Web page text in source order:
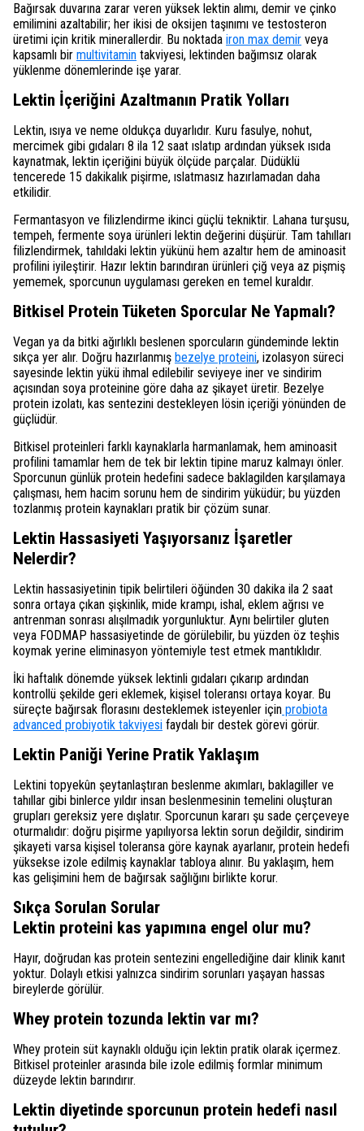
Bağırsak duvarına zarar veren yüksek lektin alımı, demir ve çinko
emilimini azaltabilir; her ikisi de oksijen taşınımı ve testosteron
üretimi için kritik minerallerdir. Bu noktada iron max demir veya
kapsamlı bir multivitamin takviyesi, lektinden bağımsız olarak
yüklenme dönemlerinde işe yarar.
Lektin İçeriğini Azaltmanın Pratik Yolları
Lektin, ısıya ve neme oldukça duyarlıdır. Kuru fasulye, nohut,
mercimek gibi gıdaları 8 ila 12 saat ıslatıp ardından yüksek ısıda
kaynatmak, lektin içeriğini büyük ölçüde parçalar. Düdüklü
tencerede 15 dakikalık pişirme, ıslatmasız hazırlamadan daha
etkilidir.
Fermantasyon ve filizlendirme ikinci güçlü tekniktir. Lahana turşusu,
tempeh, fermente soya ürünleri lektin değerini düşürür. Tam tahılları
filizlendirmek, tahıldaki lektin yükünü hem azaltır hem de aminoasit
profilini iyileştirir. Hazır lektin barındıran ürünleri çiğ veya az pişmiş
yememek, sporcunun uygulaması gereken en temel kuraldır.
Bitkisel Protein Tüketen Sporcular Ne Yapmalı?
Vegan ya da bitki ağırlıklı beslenen sporcuların gündeminde lektin
sıkça yer alır. Doğru hazırlanmış bezelye proteini, izolasyon süreci
sayesinde lektin yükü ihmal edilebilir seviyeye iner ve sindirim
açısından soya proteinine göre daha az şikayet üretir. Bezelye
protein izolatı, kas sentezini destekleyen lösin içeriği yönünden de
güçlüdür.
Bitkisel proteinleri farklı kaynaklarla harmanlamak, hem aminoasit
profilini tamamlar hem de tek bir lektin tipine maruz kalmayı önler.
Sporcunun günlük protein hedefini sadece baklagilden karşılamaya
çalışması, hem hacim sorunu hem de sindirim yüküdür; bu yüzden
tozlanmış protein kaynakları pratik bir çözüm sunar.
Lektin Hassasiyeti Yaşıyorsanız İşaretler
Nelerdir?
Lektin hassasiyetinin tipik belirtileri öğünden 30 dakika ila 2 saat
sonra ortaya çıkan şişkinlik, mide krampı, ishal, eklem ağrısı ve
antrenman sonrası alışılmadık yorgunluktur. Aynı belirtiler gluten
veya FODMAP hassasiyetinde de görülebilir, bu yüzden öz teşhis
koymak yerine eliminasyon yöntemiyle test etmek mantıklıdır.
İki haftalık dönemde yüksek lektinli gıdaları çıkarıp ardından
kontrollü şekilde geri eklemek, kişisel toleransı ortaya koyar. Bu
süreçte bağırsak florasını desteklemek isteyenler için probiota
advanced probiyotik takviyesi faydalı bir destek görevi görür.
Lektin Paniği Yerine Pratik Yaklaşım
Lektini topyekûn şeytanlaştıran beslenme akımları, baklagiller ve
tahıllar gibi binlerce yıldır insan beslenmesinin temelini oluşturan
grupları gereksiz yere dışlatır. Sporcunun kararı şu sade çerçeveye
oturmalıdır: doğru pişirme yapılıyorsa lektin sorun değildir, sindirim
şikayeti varsa kişisel toleransa göre kaynak ayarlanır, protein hedefi
yüksekse izole edilmiş kaynaklar tabloya alınır. Bu yaklaşım, hem
kas gelişimini hem de bağırsak sağlığını birlikte korur.
Sıkça Sorulan Sorular
Lektin proteini kas yapımına engel olur mu?
Hayır, doğrudan kas protein sentezini engellediğine dair klinik kanıt
yoktur. Dolaylı etkisi yalnızca sindirim sorunları yaşayan hassas
bireylerde görülür.
Whey protein tozunda lektin var mı?
Whey protein süt kaynaklı olduğu için lektin pratik olarak içermez.
Bitkisel proteinler arasında bile izole edilmiş formlar minimum
düzeyde lektin barındırır.
Lektin diyetinde sporcunun protein hedefi nasıl